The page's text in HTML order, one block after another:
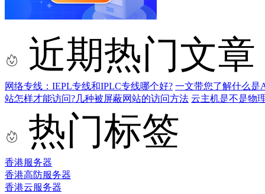
近期热门文章
网络专线：IEPL专线和IPLC专线哪个好? 一文带您了解什么是
站怎样才能访问?几种被屏蔽网站的访问方法 云主机是不是物
热门标签
香港服务器
香港高防服务器
香港云服务器